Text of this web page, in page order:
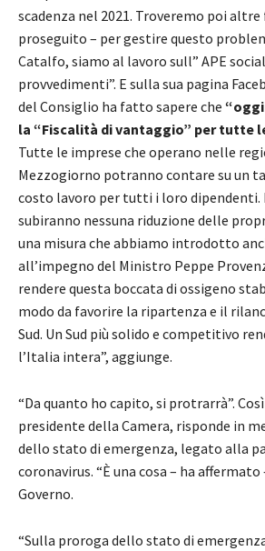
scadenza nel 2021. Troveremo poi
proseguito – per gestire questo
Catalfo, siamo al lavoro sull” APE
provvedimenti”. E sulla sua pagina
del Consiglio ha fatto sapere che
la “Fiscalità di vantaggio” per tutte
Tutte le imprese che operano nelle
Mezzogiorno potranno contare su un
costo lavoro per tutti i loro dipendenti.
subiranno nessuna riduzione delle
una misura che abbiamo introdotto
all’impegno del Ministro Peppe
rendere questa boccata di ossigeno
modo da favorire la ripartenza e il
Sud. Un Sud più solido e competitivo
l’Italia intera”, aggiunge.
“Da quanto ho capito, si protrarrà”. Così
presidente della Camera, risponde in
dello stato di emergenza, legato alla
coronavirus. “È una cosa – ha affermato
Governo.
“Sulla proroga dello stato di